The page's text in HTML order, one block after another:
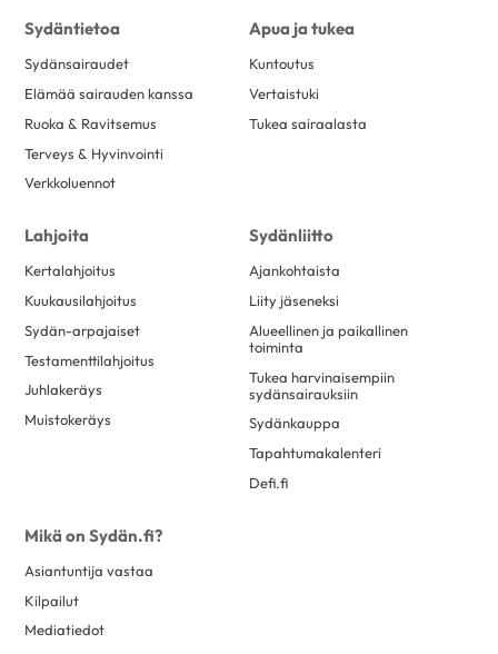
Sydäntietoa
Sydänsairaudet
Elämää sairauden kanssa
Ruoka & Ravitsemus
Terveys & Hyvinvointi
Verkkoluennot
Apua ja tukea
Kuntoutus
Vertaistuki
Tukea sairaalasta
Lahjoita
Kertalahjoitus
Kuukausilahjoitus
Sydän-arpajaiset
Testamenttilahjoitus
Juhlakeräys
Muistokeräys
Sydänliitto
Ajankohtaista
Liity jäseneksi
Alueellinen ja paikallinen
toiminta
Tukea harvinaisempiin
sydänsairauksiin
Sydänkauppa
Tapahtumakalenteri
Defi.fi
Mikä on Sydän.fi?
Asiantuntija vastaa
Kilpailut
Mediatiedot